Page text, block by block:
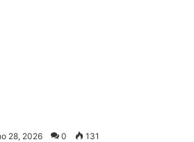
28, 2026 0 131